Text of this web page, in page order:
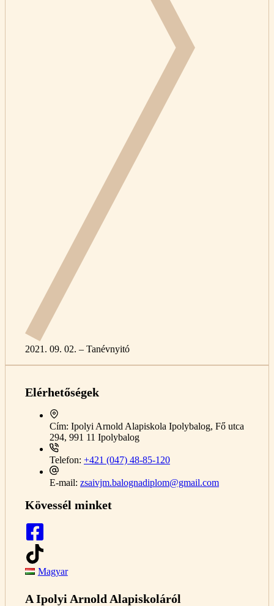
2021. 09. 02. – Tanévnyitó
Elérhetőségek
Cím: Ipolyi Arnold Alapiskola Ipolybalog, Fő utca
294, 991 11 Ipolybalog
Telefon: +421 (047) 48-85-120
E-mail: zsaivjm.balognadiplom@gmail.com
Kövessél minket
Magyar
A Ipolyi Arnold Alapiskoláról